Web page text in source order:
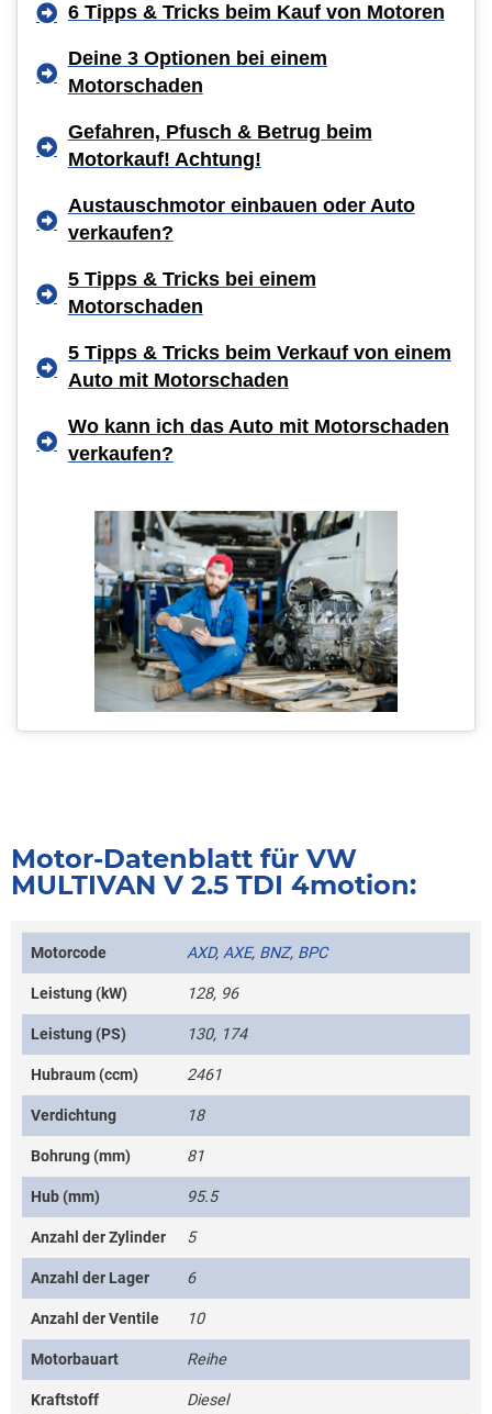
6 Tipps & Tricks beim Kauf von Motoren
Deine 3 Optionen bei einem
Motorschaden
Gefahren, Pfusch & Betrug beim
Motorkauf! Achtung!
Austauschmotor einbauen oder Auto
verkaufen?
5 Tipps & Tricks bei einem
Motorschaden
5 Tipps & Tricks beim Verkauf von einem
Auto mit Motorschaden
Wo kann ich das Auto mit Motorschaden
verkaufen?
Motor-Datenblatt für VW
MULTIVAN V 2.5 TDI 4motion:
Motorcode AXD, AXE, BNZ, BPC
Leistung (kW) 128, 96
Leistung (PS) 130, 174
Hubraum (ccm) 2461
Verdichtung 18
Bohrung (mm) 81
Hub (mm) 95.5
Anzahl der Zylinder 5
Anzahl der Lager 6
Anzahl der Ventile 10
Motorbauart Reihe
Kraftstoff Diesel